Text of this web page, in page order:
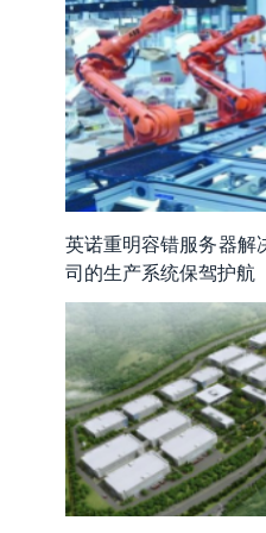
英诺重明容错服务器解
司的生产系统保驾护航